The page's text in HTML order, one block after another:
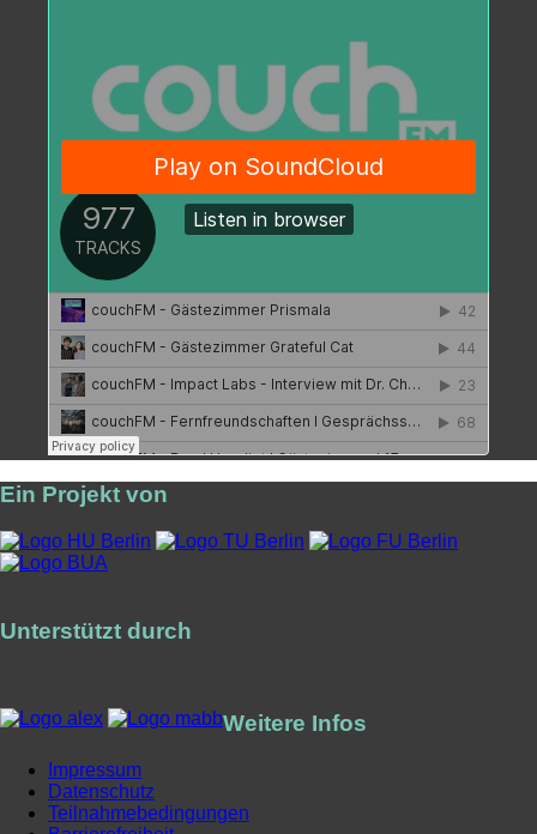
Ein Projekt von
Unterstützt durch
Weitere Infos
Impressum
Datenschutz
Teilnahmebedingungen